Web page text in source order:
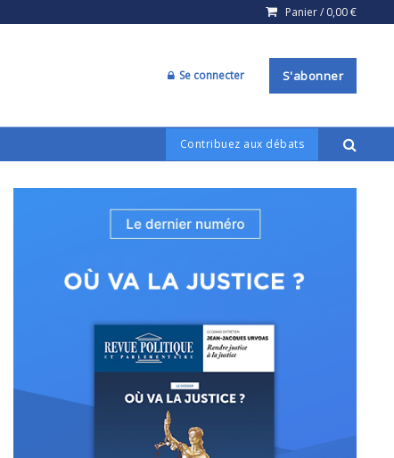
Panier / 0,00€
Se connecter S'abonner
Contribuez aux débats